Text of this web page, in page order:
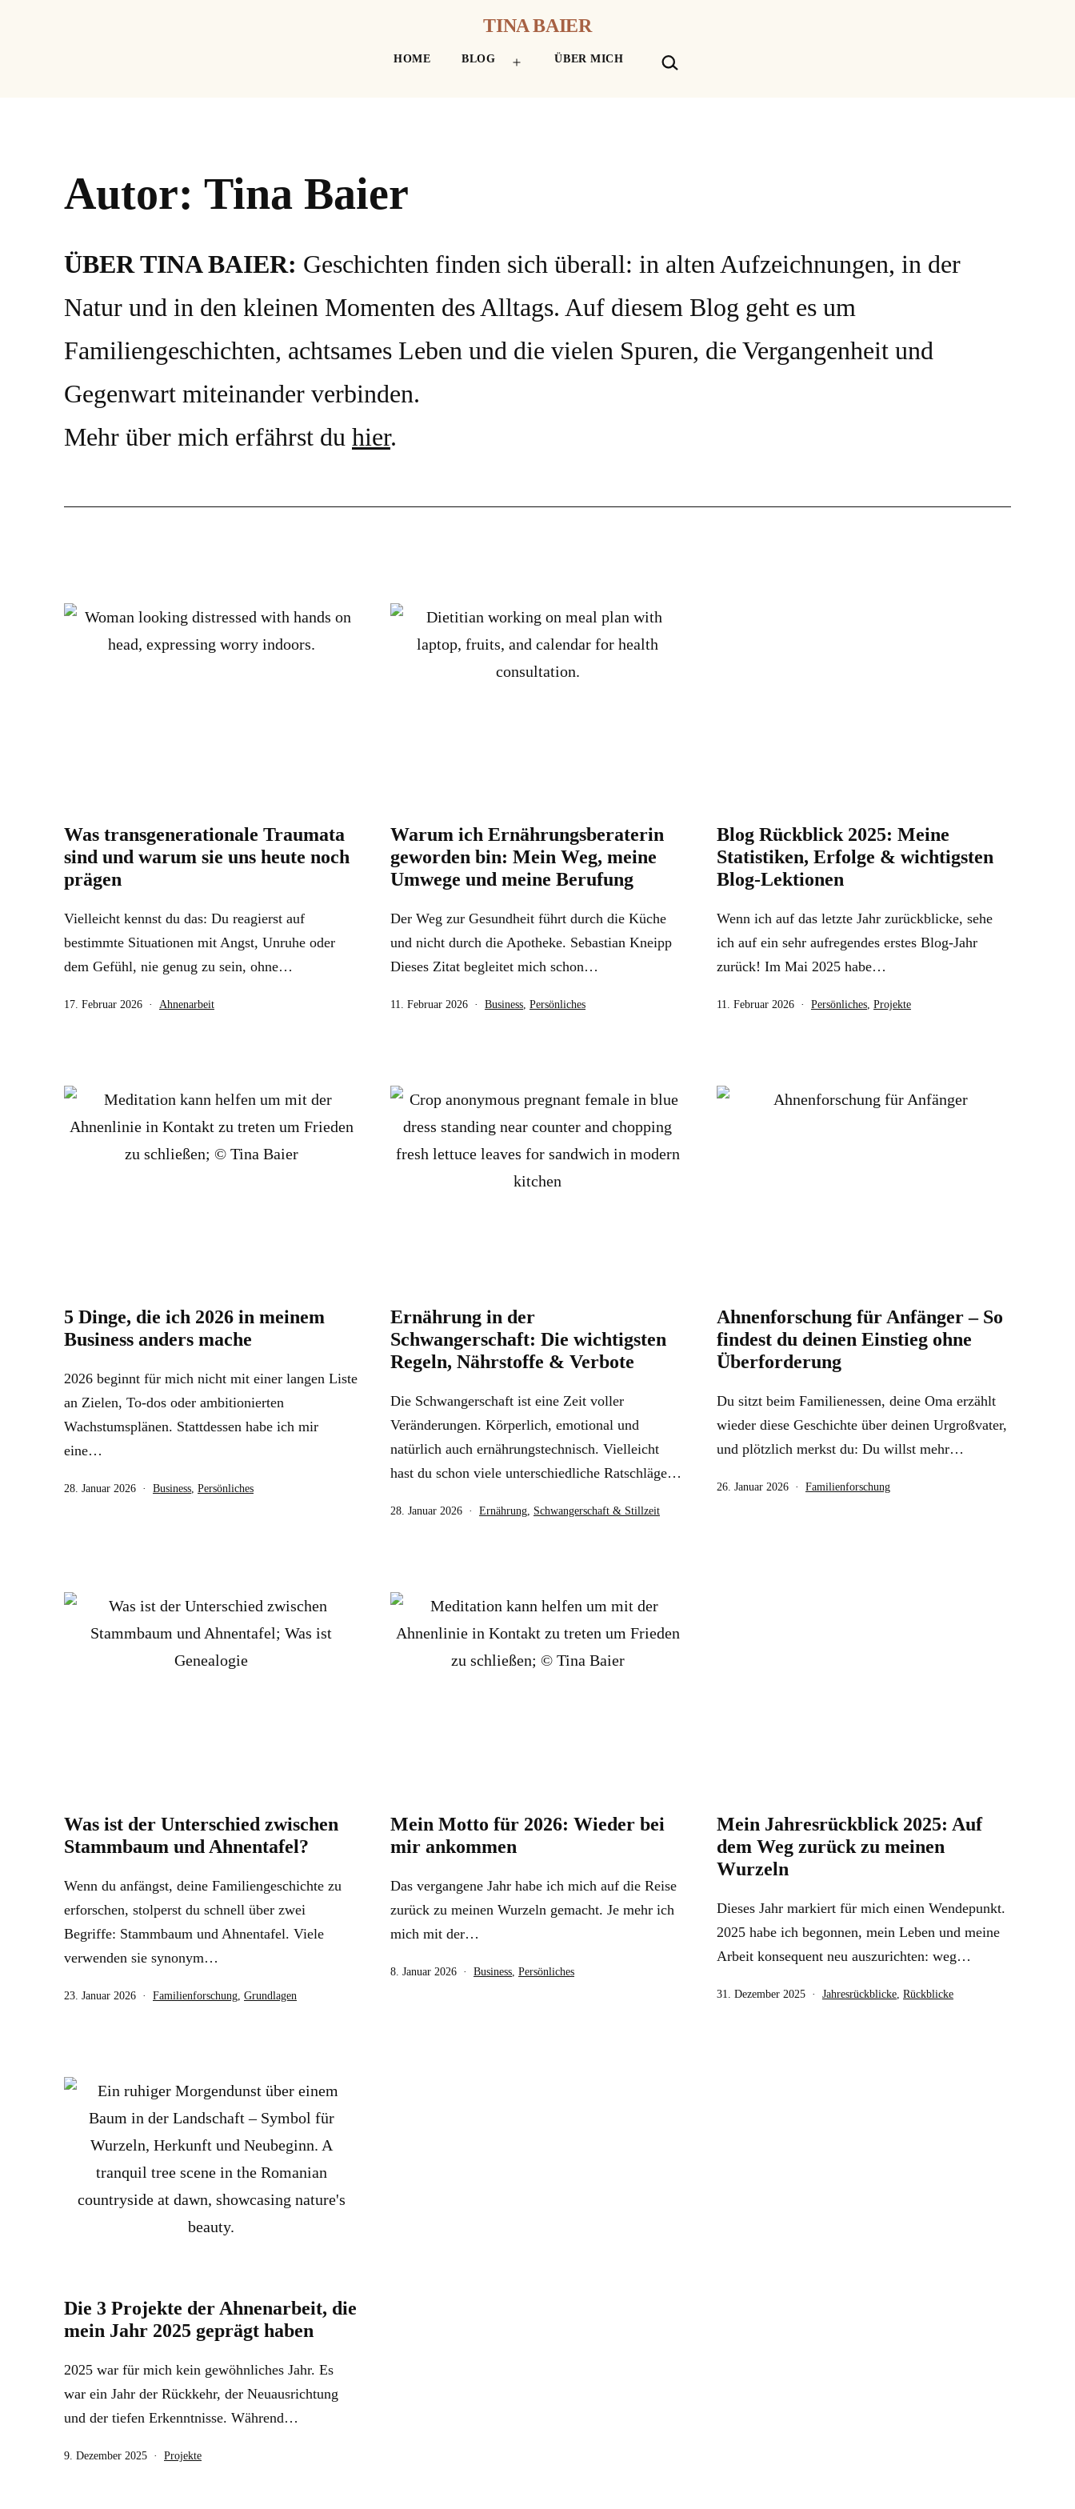
TINA BAIER
HOME BLOG ÜBER MICH SUCHEN …
Autor: Tina Baier
ÜBER TINA BAIER: Geschichten finden sich überall: in alten Aufzeichnungen, in der
Natur und in den kleinen Momenten des Alltags. Auf diesem Blog geht es um
Familiengeschichten, achtsames Leben und die vielen Spuren, die Vergangenheit und
Gegenwart miteinander verbinden.
Mehr über mich erfährst du hier.
Was transgenerationale Traumata
sind und warum sie uns heute noch
prägen
Vielleicht kennst du das: Du reagierst auf
bestimmte Situationen mit Angst, Unruhe oder
dem Gefühl, nie genug zu sein, ohne…
Veröffentlicht
17. Februar 2026
Kategorisiert
Ahnenarbeit
Warum ich Ernährungsberaterin
geworden bin: Mein Weg, meine
Umwege und meine Berufung
Der Weg zur Gesundheit führt durch die Küche
und nicht durch die Apotheke. Sebastian Kneipp
Dieses Zitat begleitet mich schon…
Veröffentlicht
11. Februar 2026
Kategorisiert
Business Persönliches
Blog Rückblick 2025: Meine
Statistiken, Erfolge & wichtigsten
Blog-Lektionen
Wenn ich auf das letzte Jahr zurückblicke, sehe
ich auf ein sehr aufregendes erstes Blog-Jahr
zurück! Im Mai 2025 habe…
Veröffentlicht
11. Februar 2026
Kategorisiert
Persönliches Projekte
5 Dinge, die ich 2026 in meinem
Business anders mache
2026 beginnt für mich nicht mit einer langen Liste
an Zielen, To-dos oder ambitionierten
Wachstumsplänen. Stattdessen habe ich mir
eine…
Veröffentlicht
28. Januar 2026
Kategorisiert
Business, Persönliches
Ernährung in der
Schwangerschaft: Die wichtigsten
Regeln, Nährstoffe & Verbote
Die Schwangerschaft ist eine Zeit voller
Veränderungen. Körperlich, emotional und
natürlich auch ernährungstechnisch. Vielleicht
hast du schon viele unterschiedliche Ratschläge…
Veröffentlicht
28. Januar 2026
Kategorisiert
Ernährung, Schwangerschaft & Stillzeit
Ahnenforschung für Anfänger – So
findest du deinen Einstieg ohne
Überforderung
Du sitzt beim Familienessen, deine Oma erzählt
wieder diese Geschichte über deinen Urgroßvater,
und plötzlich merkst du: Du willst mehr…
Veröffentlicht
26. Januar 2026
Kategorisiert
Familienforschung
Was ist der Unterschied zwischen
Stammbaum und Ahnentafel?
Wenn du anfängst, deine Familiengeschichte zu
erforschen, stolperst du schnell über zwei
Begriffe: Stammbaum und Ahnentafel. Viele
verwenden sie synonym…
Veröffentlicht
23. Januar 2026
Kategorisiert
Familienforschung Grundlagen
Mein Motto für 2026: Wieder bei
mir ankommen
Das vergangene Jahr habe ich mich auf die Reise
zurück zu meinen Wurzeln gemacht. Je mehr ich
mich mit der…
Veröffentlicht
8. Januar 2026
Kategorisiert
Business Persönliches
Mein Jahresrückblick 2025: Auf
dem Weg zurück zu meinen
Wurzeln
Dieses Jahr markiert für mich einen Wendepunkt.
2025 habe ich begonnen, mein Leben und meine
Arbeit konsequent neu auszurichten: weg…
Veröffentlicht
31. Dezember 2025
Kategorisiert
Jahresrückblicke Rückblicke
Die 3 Projekte der Ahnenarbeit, die
mein Jahr 2025 geprägt haben
2025 war für mich kein gewöhnliches Jahr. Es
war ein Jahr der Rückkehr, der Neuausrichtung
und der tiefen Erkenntnisse. Während…
Veröffentlicht
9. Dezember 2025
Kategorisiert
Projekte